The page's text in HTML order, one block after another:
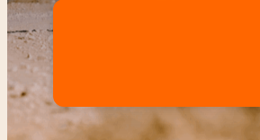
CALENDÁRIO DE EXCURSÕES